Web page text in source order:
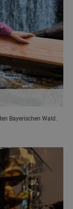
Bayerischen Wald.